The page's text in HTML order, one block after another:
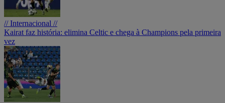
// Internacional //
Kairat faz história: elimina Celtic e chega à Champions pela primeira
vez